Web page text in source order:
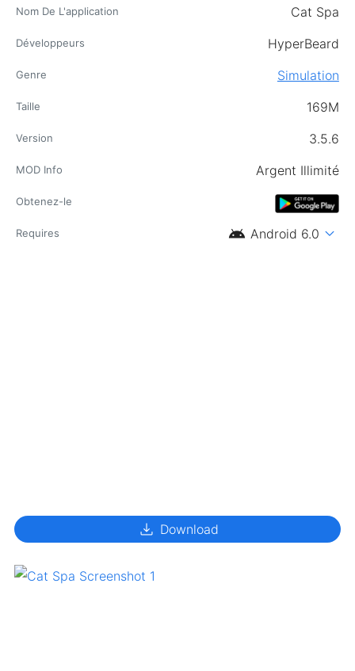
Nom De L'application Cat Spa
Développeurs HyperBeard
Genre Simulation
Taille 169M
Version 3.5.6
MOD Info Argent Illimité
Obtenez-le
Requires android Android 6.0 expand_more
download Download